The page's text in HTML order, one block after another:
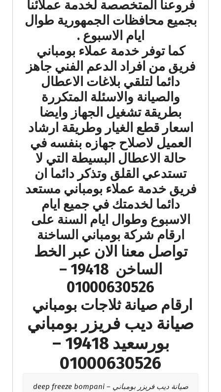
فروعنا المتخصصة لخدمة عملائنا
بجميع محافظات الجمهورية طوال
ايام الاسبوع .
كما توفر خدمة عملاء بومباني
فريق من افراد الدعم الفني جاهز
دائما لتلقي بلاغات الاعطال
والصيانة والاسئلة المتكررة
بطريقة تشغيل الجهاز وايضا
اسعار قطع الغيار وطريقة ارشاد
العميل لاصلاح جهازه بنفسه في
حالة الاعطال البسيطة التي لا
تستدعي القلق وتذكر دائما ان
فريق خدمة عملاء بومباني مستعد
دائما لخدمتك في جميع ايام
الاسبوع وطوال ايام السنة على
ارقام شركة بومباني الساخنة
تواصل معنا الان عبر الخط
الساخن 19418 –
01000630526
ارقام صيانة ثلاجات بومباني
صيانة ديب فريزر بومباني
بورسعيد 19418 –
01000630526
صيانة ديب فريزر بومباني – deep freeze bompani